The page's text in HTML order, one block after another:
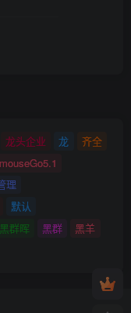
龙头企业 龙
齐全
理
默认
黑群晖 黑群
黑羊